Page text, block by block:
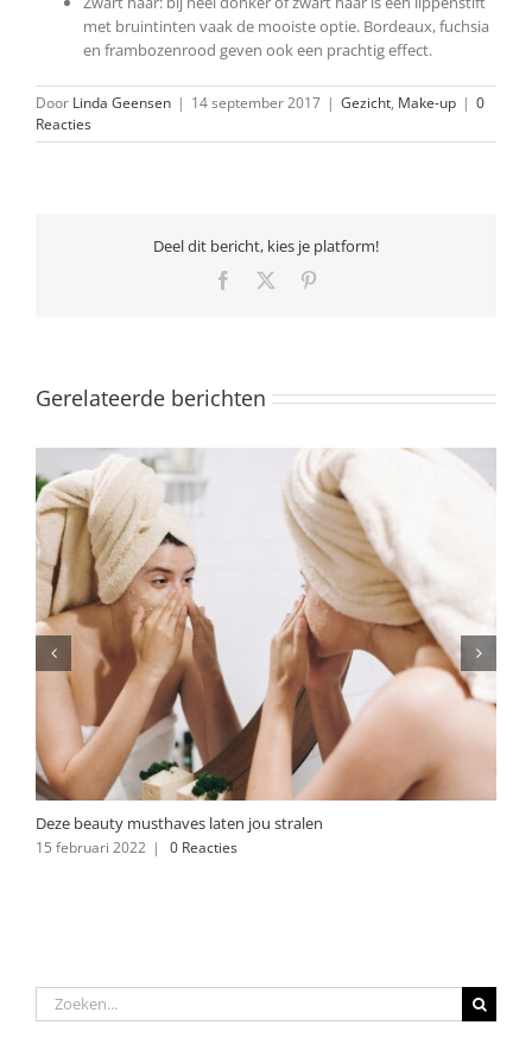
met bruintinten vaak de mooiste optie. Bordeaux, fuchsia
en frambozenrood geven ook een prachtig effect.
Door Linda Geensen | 14 september 2017 | Gezicht, Make-up | 0
Reacties
Deel dit bericht, kies je platform!
Facebook
Gerelateerde berichten
Deze beauty musthaves laten jou stralen
15 februari 2022 | 0 Reacties
Zoeken
naar: